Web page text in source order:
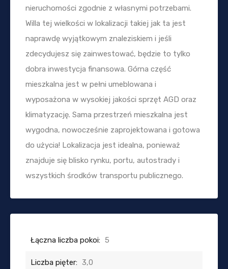
nieruchomości zgodnie z własnymi potrzebami.
Willa tej wielkości w lokalizacji takiej jak ta jest
naprawdę wyjątkowym znaleziskiem i jeśli
zdecydujesz się zainwestować, będzie to tylko
dobra inwestycja finansowa. Górna część
mieszkalna jest w pełni umeblowana i
wyposażona w wysokiej jakości sprzęt AGD oraz
klimatyzację. Sama przestrzeń mieszkalna jest
wygodna, nowocześnie zaprojektowana i gotowa
do użycia! Lokalizacja jest idealna, ponieważ
znajduje się blisko rynku, portu, autostrady i
wszystkich środków transportu publicznego.
Łączna liczba pokoi: 5
Liczba pięter: 3,0